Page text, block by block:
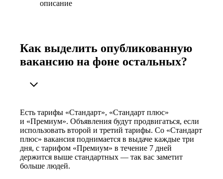
описание
Как выделить опубликованную
вакансию на фоне остальных?
Есть тарифы «Стандарт», «Стандарт плюс»
и «Премиум». Объявления будут продвигаться, если
использовать второй и третий тарифы. Со «Стандарт
плюс» вакансия поднимается в выдаче каждые три
дня, с тарифом «Премиум» в течение 7 дней
держится выше стандартных — так вас заметит
больше людей.